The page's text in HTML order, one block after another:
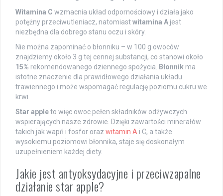
Witamina C wzmacnia układ odpornościowy i działa jako
potężny przeciwutleniacz, natomiastwitamina A jest
niezbędna dla dobrego stanu oczu i skóry.
Nie można zapominać o błonniku – w 100 g owoców
znajdziemy około 3 g tej cennej substancji, co stanowi około
15% rekomendowanego dziennego spożycia. Błonnik ma
istotne znaczenie dla prawidłowego działania układu
trawiennego i może wspomagać regulację poziomu cukru we
krwi.
Star appleto więc owoc pełen składników odżywczych
wspierających nasze zdrowie. Dzięki zawartości minerałów
takich jak wapń i fosfor oraz witamin A i C, a także
wysokiemu poziomowi błonnika, staje się doskonałym
uzupełnieniem każdej diety.
Jakie jest antyoksydacyjne i przeciwzapalne
działanie star apple?